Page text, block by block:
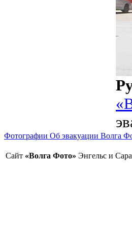
Фотографии Об эвакуации Волга
Сайт «Волга Фото» Энгельс и